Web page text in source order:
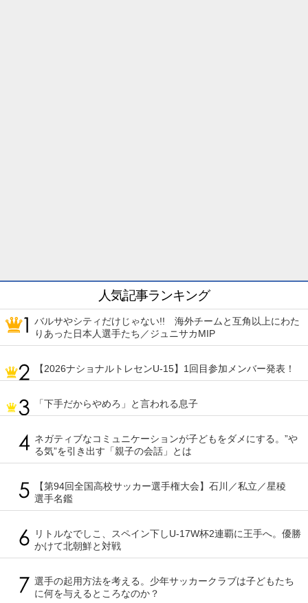
人気記事ランキング
バルサやシティだけじゃない!! 海外チームと互角以上にわた
りあった日本人選手たち／ジュニサカMIP
【2026ナショナルトレセンU-15】1回目参加メンバー発表！
「下手だからやめろ」と言われる息子
ネガティブなコミュニケーションが子どもをダメにする。”や
る気”を引き出す「親子の会話」とは
【第94回全国高校サッカー選手権大会】石川／私立／星稜
選手名鑑
リトルなでしこ、スペイン下しU-17W杯2連覇に王手へ。優勝
かけて北朝鮮と対戦
選手の起用方法を考える。少年サッカークラブは子どもたち
に何を与えるところなのか？